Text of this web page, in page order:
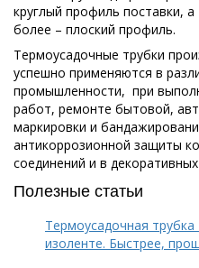
круглый профиль поставки,
более – плоский профиль.
Термоусадочные трубки
успешно применяются в
промышленности, при
работ, ремонте бытовой,
маркировки и
антикоррозионной защиты
соединений и в
Полезные статьи
Термоусадочная
изоленте. Быстрее,